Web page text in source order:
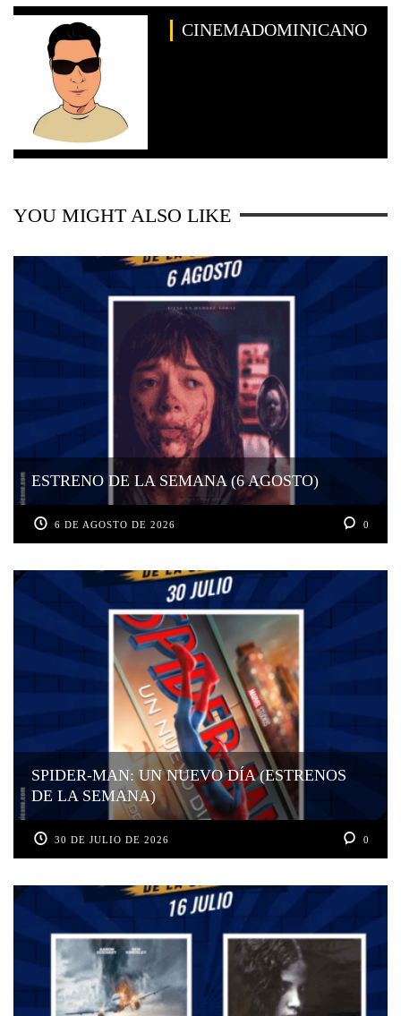
CINEMADOMINICANO
YOU MIGHT ALSO LIKE
ESTRENO DE LA SEMANA (6 AGOSTO)
6 DE AGOSTO DE 2026 0
SPIDER-MAN: UN NUEVO DÍA (ESTRENOS
DE LA SEMANA)
30 DE JULIO DE 2026 0